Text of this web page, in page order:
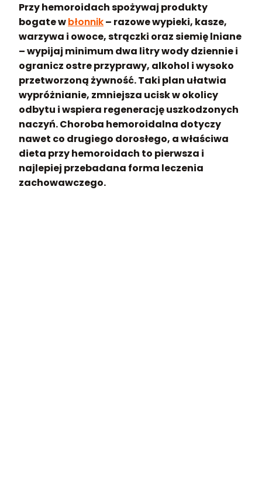
Przy hemoroidach spożywaj produkty
bogate wbłonnik– razowe wypieki, kasze,
warzywa i owoce, strączki oraz siemię lniane
– wypijaj minimum dwa litry wody dziennie i
ogranicz ostre przyprawy, alkohol i wysoko
przetworzoną żywność. Taki plan ułatwia
wypróżnianie, zmniejsza ucisk w okolicy
odbytu i wspiera regenerację uszkodzonych
naczyń. Choroba hemoroidalna dotyczy
nawet co drugiego dorosłego, a właściwa
dieta przy hemoroidach to pierwsza i
najlepiej przebadana forma leczenia
zachowawczego.